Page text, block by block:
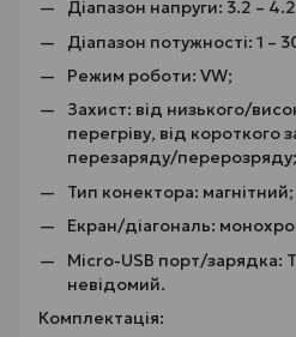
Діапазон напруги: 3.2 –
Діапазон потужності: 1 –
Режим роботи: VW;
Захист: від низького/
перегріву, від короткого
перезаряду/перерозряду;
Тип конектора: магнітний;
Екран/діагональ:
Micro-USB порт/зарядка:
невідомий.
Комплектація: